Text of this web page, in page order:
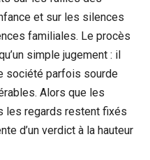
et sur les silences
familiales. Le procès
simple jugement : il
société parfois sourde
Alors que les
les regards restent fixés
d’un verdict à la hauteur